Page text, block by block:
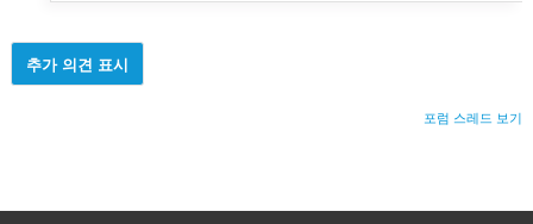
추가 의견 표시
포럼 스레드 보기